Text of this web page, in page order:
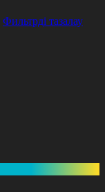
Фильтрді тазалау